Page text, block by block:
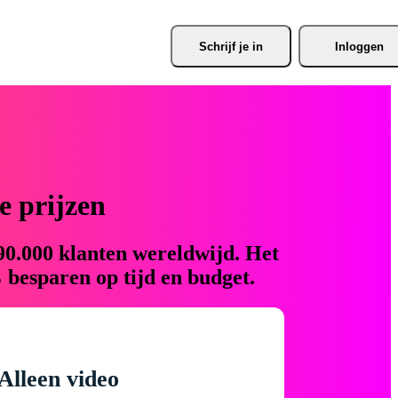
Schrijf je in Inloggen
prijzen
klanten wereldwijd. Het
op tijd en budget.
video